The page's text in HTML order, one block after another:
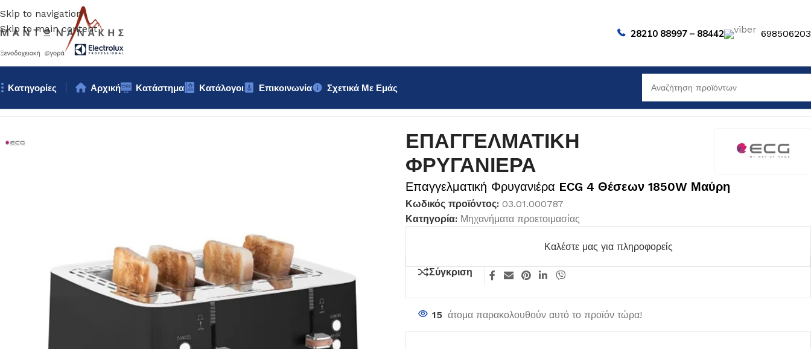
Skip to navigation
Skip to main content
28210 88997 – 88442
Κατηγορίες Αρχική Κατάστημα Κατάλογοι Επικοινωνία
Σχετικά Με Εμάς
ΕΠΑΓΓΕΛΜΑΤΙΚΗ
ΦΡΥΓΑΝΙΕΡΑ
Επαγγελματική Φρυγανιέρα ECG 4 Θέσεων 1850W Μαύρη
Κωδικός προϊόντος: 03.01.000787
Κατηγορία: Μηχανήματα προετοιμασίας
Καλέστε μας για πληροφορείς
Σύγκριση
15 άτομα παρακολουθούν αυτό το προϊόν τώρα!